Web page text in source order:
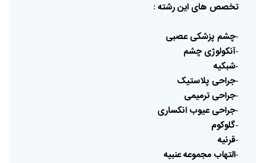
تخصص های اینرشته :
-چشم پزشکی عصبی
-آنکولوژی چشم
-شبکیه
-جراحی پلاستیک
-جراحی ترمیمی
-جراحی عیوب انکساری
-گلوکوم
-قرنیه
-التهاب مجموعهعنبیه